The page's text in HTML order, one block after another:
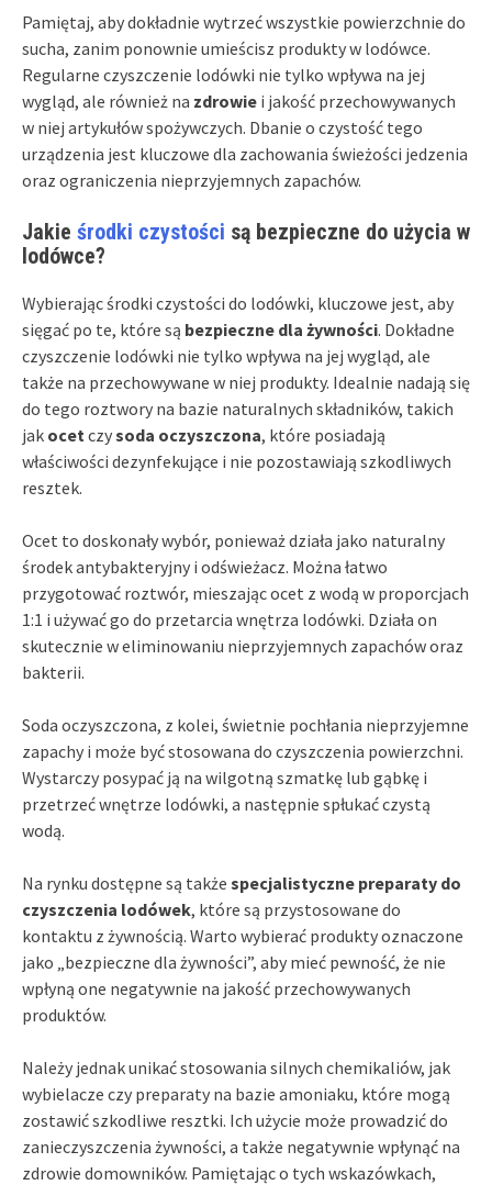
Pamiętaj, aby dokładnie wytrzeć wszystkie powierzchnie do
sucha, zanim ponownie umieścisz produkty w lodówce.
Regularne czyszczenie lodówki nie tylko wpływa na jej
wygląd, ale również na zdrowie i jakość przechowywanych
w niej artykułów spożywczych. Dbanie o czystość tego
urządzenia jest kluczowe dla zachowania świeżości jedzenia
oraz ograniczenia nieprzyjemnych zapachów.
Jakie środki czystości są bezpieczne do użycia w
lodówce?
Wybierając środki czystości do lodówki, kluczowe jest, aby
sięgać po te, które są bezpieczne dla żywności. Dokładne
czyszczenie lodówki nie tylko wpływa na jej wygląd, ale
także na przechowywane w niej produkty. Idealnie nadają się
do tego roztwory na bazie naturalnych składników, takich
jak ocet czysoda oczyszczona, które posiadają
właściwości dezynfekujące i nie pozostawiają szkodliwych
resztek.
Ocet to doskonały wybór, ponieważ działa jako naturalny
środek antybakteryjny i odświeżacz. Można łatwo
przygotować roztwór, mieszając ocet z wodą w proporcjach
1:1 i używać go do przetarcia wnętrza lodówki. Działa on
skutecznie w eliminowaniu nieprzyjemnych zapachów oraz
bakterii.
Soda oczyszczona, z kolei, świetnie pochłania nieprzyjemne
zapachy i może być stosowana do czyszczenia powierzchni.
Wystarczy posypać ją na wilgotną szmatkę lub gąbkę i
przetrzeć wnętrze lodówki, a następnie spłukać czystą
wodą.
Na rynku dostępne są także specjalistyczne preparaty do
czyszczenia lodówek, które są przystosowane do
kontaktu z żywnością. Warto wybierać produkty oznaczone
jako „bezpieczne dla żywności”, aby mieć pewność, że nie
wpłyną one negatywnie na jakość przechowywanych
produktów.
Należy jednak unikać stosowania silnych chemikaliów, jak
wybielacze czy preparaty na bazie amoniaku, które mogą
zostawić szkodliwe resztki. Ich użycie może prowadzić do
zanieczyszczenia żywności, a także negatywnie wpłynąć na
zdrowie domowników. Pamiętając o tych wskazówkach,